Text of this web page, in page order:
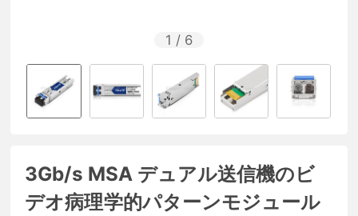
1 / 6
3Gb/s MSA デュアル送信機のビ
デオ病理学的パターンモジュール